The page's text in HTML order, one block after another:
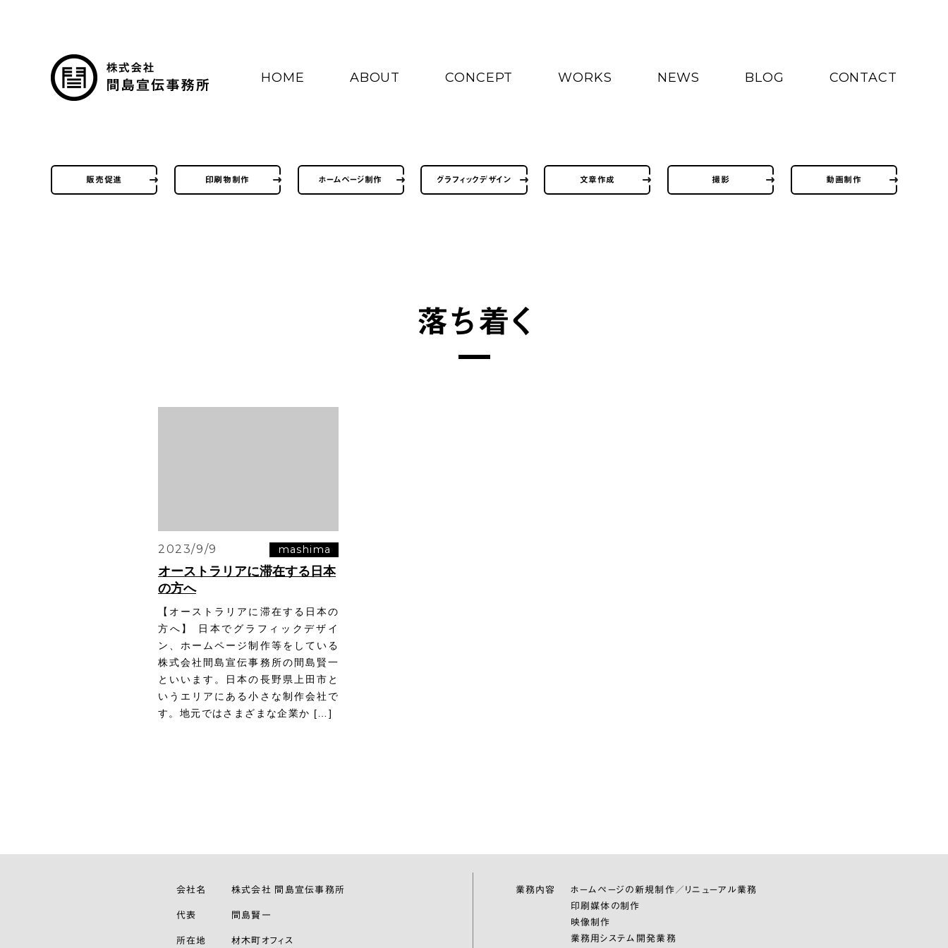
HOME ABOUT CONCEPT WORKS NEWS BLOG CONTACT
販売促進 印刷物制作 ホームページ制作 グラフィックデザイン 文章作成 撮影 動画制作
落ち着く
2023/9/9 mashima
オーストラリアに滞在する日本
の方へ
【オーストラリアに滞在する日本の
方へ】 日本でグラフィックデザイ
ン、ホームページ制作等をしている
株式会社間島宣伝事務所の間島賢一
といいます。日本の長野県上田市と
いうエリアにある小さな制作会社で
す。地元ではさまざまな企業か […]
会社名 株式会社 間島宣伝事務所
代表 間島賢一
所在地 材木町オフィス
業務内容
ホームページの新規制作／リニューアル業務
印刷媒体の制作
映像制作
業務用システム開発業務